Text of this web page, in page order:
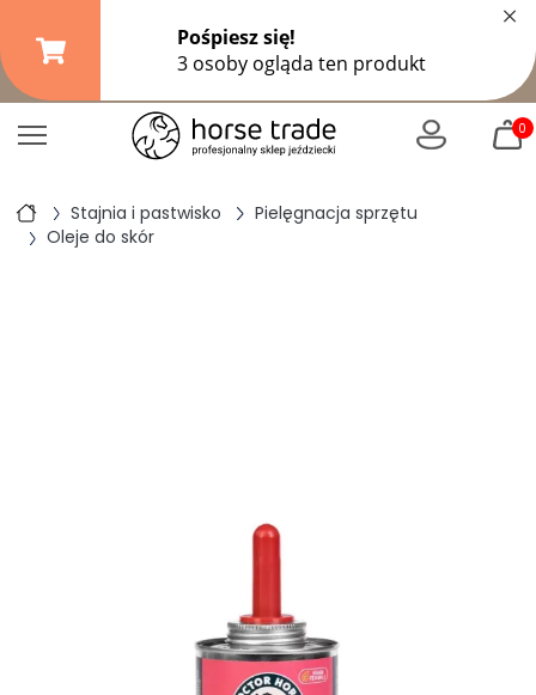
Darmowa dostawa od149,99 zł
299 złpozostałe formy wysyłki
×
0
Stajnia i pastwisko
Pielęgnacja sprzętu
Oleje do skór